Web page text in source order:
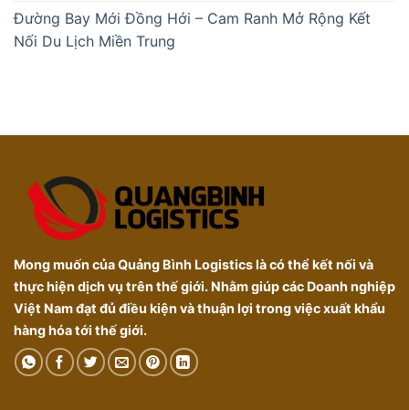
Đường Bay Mới Đồng Hới – Cam Ranh Mở Rộng Kết
Nối Du Lịch Miền Trung
Mong muốn của Quảng Bình Logistics là có thể kết nối và
thực hiện dịch vụ trên thế giới. Nhằm giúp các Doanh nghiệp
Việt Nam đạt đủ điều kiện và thuận lợi trong việc xuất khẩu
hàng hóa tới thế giới.